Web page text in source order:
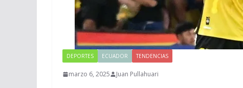
DEPORTES ECUADOR TENDENCIAS
marzo 6, 2025 Juan Pullahuari